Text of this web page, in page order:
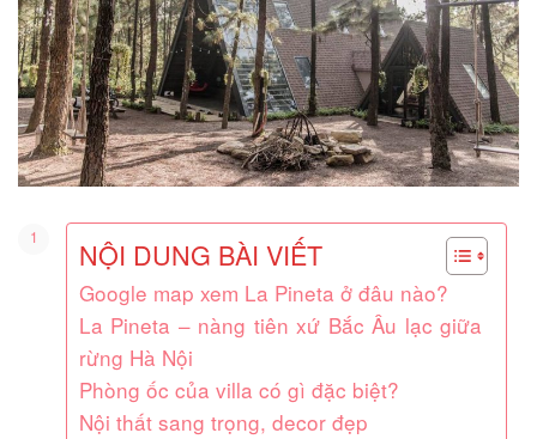
NỘI DUNG BÀI VIẾT
Google map xem La Pineta ở đâu nào?
La Pineta – nàng tiên xứ Bắc Âu lạc giữa
rừng Hà Nội
Phòng ốc của villa có gì đặc biệt?
Nội thất sang trọng, decor đẹp